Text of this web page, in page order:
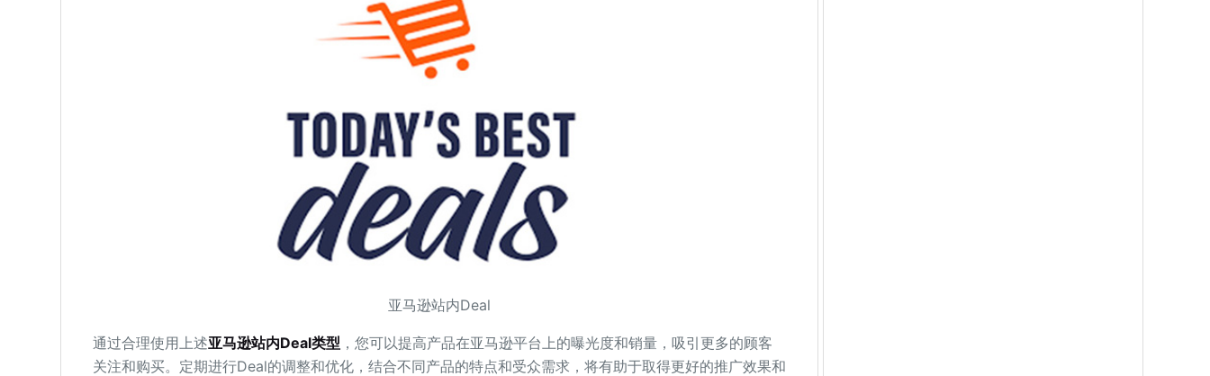
亚马逊站内Deal
通过合理使用上述亚马逊站内Deal类型 ，您可以提高产品在亚马逊平台上的曝光度和销量，吸引更多的顾客
关注和购买。定期进行Deal的调整和优化，结合不同产品的特点和受众需求，将有助于取得更好的推广效果和